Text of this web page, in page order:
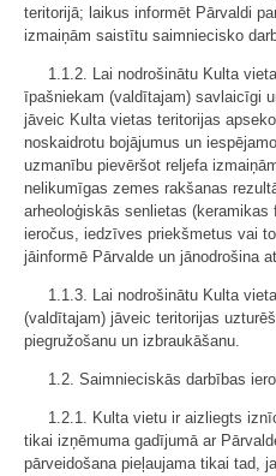
teritorijā; laikus informēt Pārvaldi
izmaiņām saistītu saimniecisko
1.1.2. Lai nodrošinātu Kulta
īpašniekam (valdītajam) savlaicīgi
jāveic Kulta vietas teritorijas
noskaidrotu bojājumus un
uzmanību pievēršot reljefa
nelikumīgas zemes rakšanas
arheoloģiskās senlietas
ieročus, iedzīves priekšmetus vai
jāinformē Pārvalde un jānodrošina
1.1.3. Lai nodrošinātu Kulta
(valdītajam) jāveic teritorijas
piegružošanu un izbraukāšanu.
1.2. Saimnieciskās darbības
1.2.1. Kulta vietu ir aizliegts
tikai izņēmuma gadījumā ar
pārveidošana pieļaujama tikai tad,